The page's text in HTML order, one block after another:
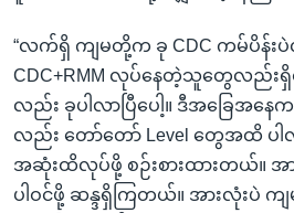
“လက်ရှိ ကျမတို့က ခု CDC ကမ်ပိန်းပဲ
CDC+RMM လုပ်နေတဲ့သူတွေလည်းရှိ
လည်း ခုပါလာပြီပေါ့။ ဒီအခြေအန
လည်း တော်တော် Level တွေအထိ ပါ
အဆုံးထိလုပ်ဖို့ စဉ်းစားထားတယ်။
ပါဝင်ဖို့ ဆန္ဒရှိကြတယ်။ အားလုံးပဲ ကျ